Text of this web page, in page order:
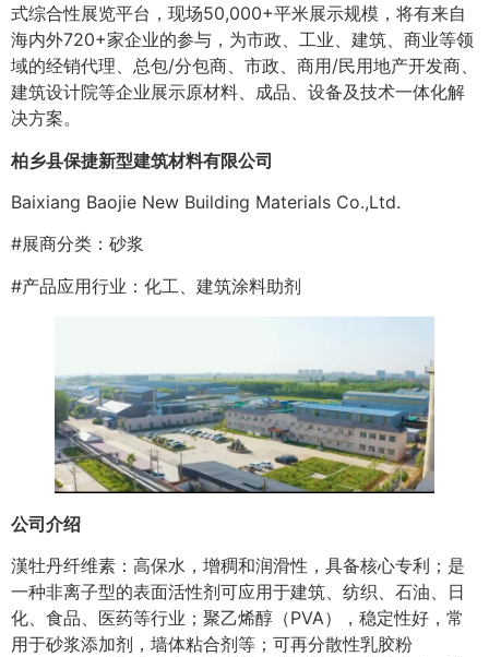
式综合性展览平台，现场50,000+平米展示规模，将有来自
海内外720+家企业的参与，为市政、工业、建筑、商业等领
域的经销代理、总包/分包商、市政、商用/民用地产开发商、
建筑设计院等企业展示原材料、成品、设备及技术一体化解
决方案。
柏乡县保捷新型建筑材料有限公司
Baixiang Baojie New Building Materials Co.,Ltd.
#展商分类：砂浆
#产品应用行业：化工、建筑涂料助剂
公司介绍
漢牡丹纤维素：高保水，增稠和润滑性，具备核心专利；是
一种非离子型的表面活性剂可应用于建筑、纺织、石油、日
化、食品、医药等行业；聚乙烯醇（PVA），稳定性好，常
用于砂浆添加剂，墙体粘合剂等；可再分散性乳胶粉